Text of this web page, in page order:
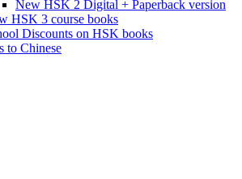
New HSK 2 Digital + Paperback version
HSK 3 course books
Discounts on HSK books
to Chinese